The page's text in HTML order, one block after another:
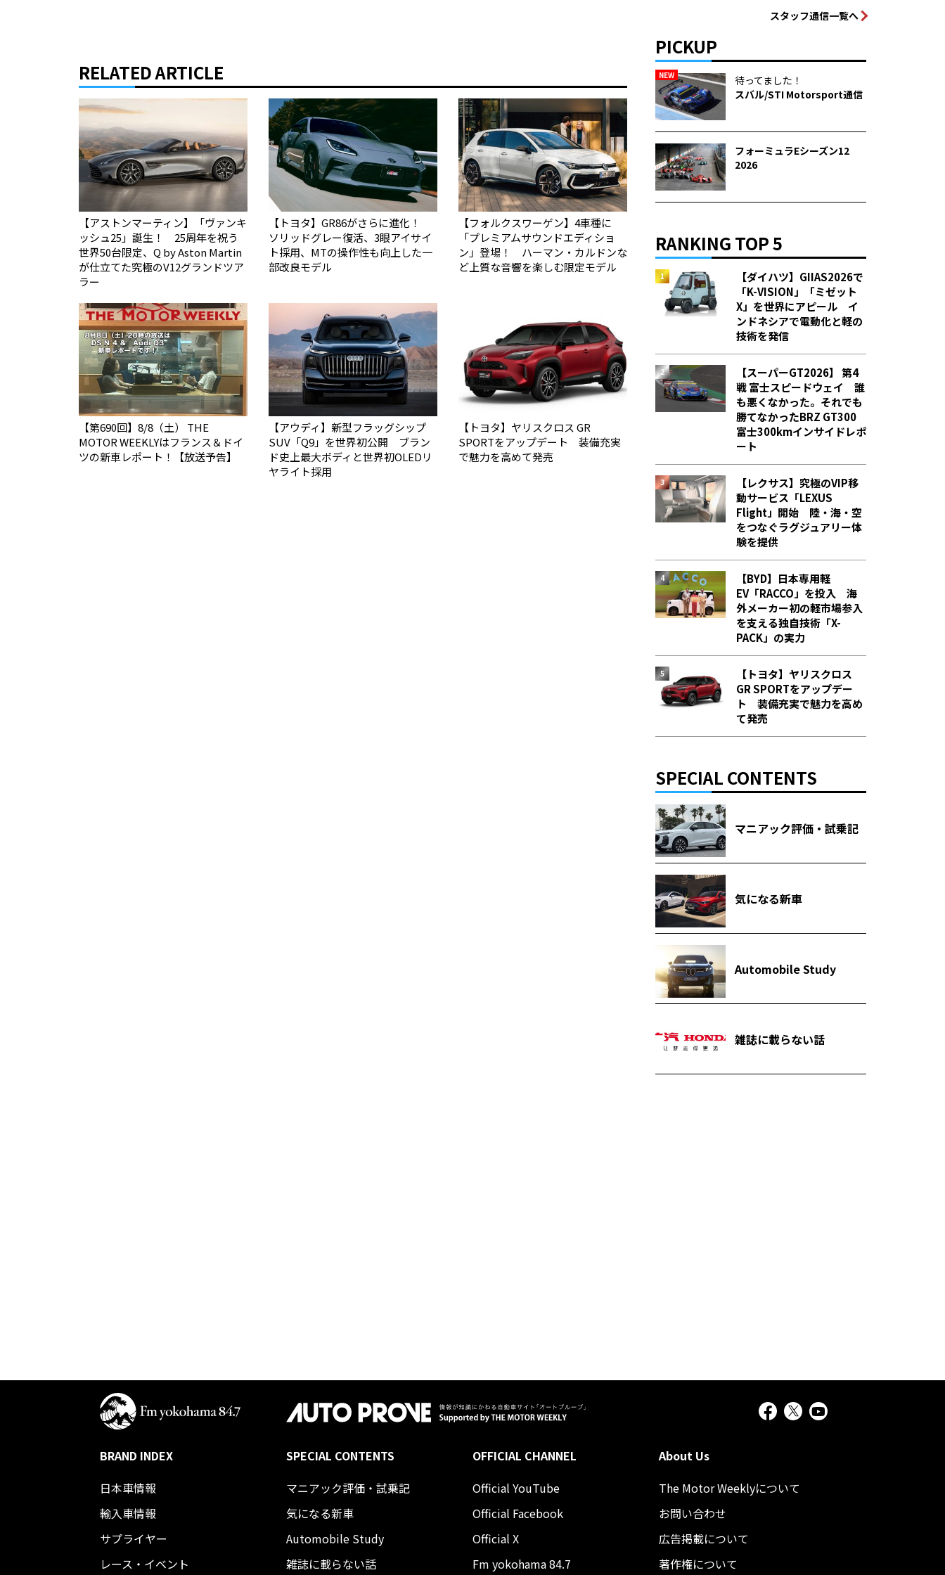
RELATED ARTICLE
【アストンマーティン】「ヴァンキ
ッシュ25」誕生！ 25周年を祝う
世界50台限定、Q by Aston Martin
が仕立てた究極のV12グランドツア
ラー
【トヨタ】GR86がさらに進化！
ソリッドグレー復活、3眼アイサイ
ト採用、MTの操作性も向上した一
部改良モデル
【フォルクスワーゲン】4車種に
「プレミアムサウンドエディショ
ン」登場！ ハーマン・カルドンな
ど上質な音響を楽しむ限定モデル
【第690回】8/8（土） THE
MOTOR WEEKLYはフランス＆ドイ
ツの新車レポート！【放送予告】
【アウディ】新型フラッグシップ
SUV「Q9」を世界初公開 ブラン
ド史上最大ボディと世界初OLEDリ
ヤライト採用
【トヨタ】ヤリスクロス GR
SPORTをアップデート 装備充実
で魅力を高めて発売
スタッフ通信一覧へ
PICKUP
NEW
待ってました！
スバル/STI Motorsport通信
フォーミュラEシーズン12
2026
RANKING TOP 5
【ダイハツ】GIIAS2026で
「K-VISION」「ミゼット
X」を世界にアピール イ
ンドネシアで電動化と軽の
技術を発信
【スーパーGT2026】 第4
戦 富士スピードウェイ 誰
も悪くなかった。それでも
勝てなかった――BRZ GT300
富士300kmインサイドレポ
ート
【レクサス】究極のVIP移
動サービス「LEXUS
Flight」開始 陸・海・空
をつなぐラグジュアリー体
験を提供
【BYD】日本専用軽
EV「RACCO」を投入 海
外メーカー初の軽市場参入
を支える独自技術「X-
PACK」の実力
【トヨタ】ヤリスクロス
GR SPORTをアップデー
ト 装備充実で魅力を高め
て発売
SPECIAL CONTENTS
マニアック評価・試乗記
気になる新車
Automobile Study
雑誌に載らない話
BRAND INDEX
日本車情報​
輸入車情報
サプライヤー
レース・イベント
SPECIAL CONTENTS
マニアック評価・試乗記
気になる新車
Automobile Study
雑誌に載らない話
OFFICIAL CHANNEL
Official YouTube
Official Facebook
Official X
Fm yokohama 84.7
About Us
The Motor Weeklyについて
お問い合わせ
広告掲載について
著作権について